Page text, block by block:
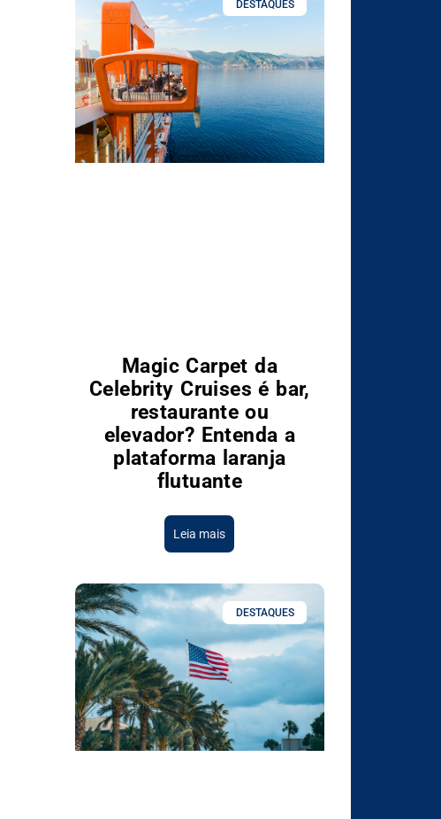
DESTAQUES
Magic Carpet da
Celebrity Cruises é bar,
restaurante ou
elevador? Entenda a
plataforma laranja
flutuante
Leia mais
DESTAQUES